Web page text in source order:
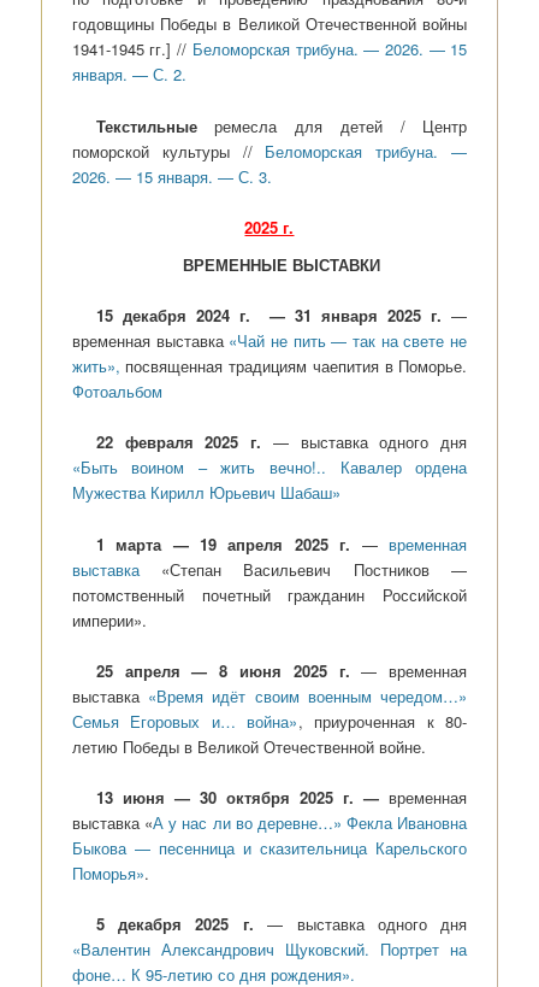
годовщины Победы в Великой Отечественной войны
1941-1945 гг.] // Беломорская трибуна. — 2026. — 15
января. — С. 2.
Текстильныеремесла для детей / Центр
поморской культуры // Беломорская трибуна. —
2026. — 15 января. — С. 3.
2025 г.
ВРЕМЕННЫЕ ВЫСТАВКИ
15 декабря 2024 г. — 31 января 2025 г.—
временная выставка «Чай не пить — так на свете не
жить», посвященная традициям чаепития в Поморье.
Фотоальбом
22 февраля 2025 г. — выставка одного дня
«Быть воином – жить вечно!.. Кавалер ордена
Мужества Кирилл Юрьевич Шабаш»
1 марта — 19 апреля 2025 г. — временная
выставка«Степан Васильевич Постников —
потомственный почетный гражданин Российской
империи».
25 апреля — 8 июня 2025 г.— временная
выставка «Время идёт своим военным чередом…»
Семья Егоровых и… война», приуроченная к 80-
летию Победы в Великой Отечественной войне.
13 июня — 30 октября 2025 г. — временная
выставка «А у нас ли во деревне…» Фекла Ивановна
Быкова — песенница и сказительница Карельского
Поморья».
5 декабря 2025 г. — выставка одного дня
«Валентин Александрович Щуковский. Портрет на
фоне… К 95-летию со дня рождения».